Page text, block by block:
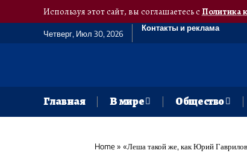
Используя этот сайт, вы соглашаетесь сПолитика
Четверг, Июл 30, 2026
Контакты и реклама
Главная В мире Общество
Home» «Леша такой же, как Юрий